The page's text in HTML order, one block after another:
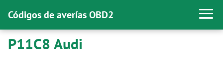
Códigos de averías OBD2
P11C8 Audi